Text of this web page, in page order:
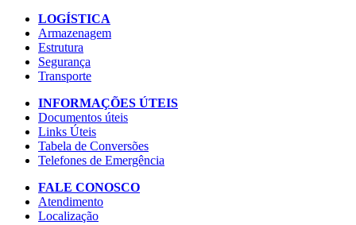
LOGÍSTICA
Armazenagem
Estrutura
Segurança
Transporte
INFORMAÇÕES ÚTEIS
Documentos úteis
Links Úteis
Tabela de Conversões
Telefones de Emergência
FALE CONOSCO
Atendimento
Localização